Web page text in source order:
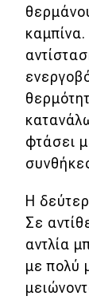
φτάσει
Η
Σε
αντλία
με πολύ